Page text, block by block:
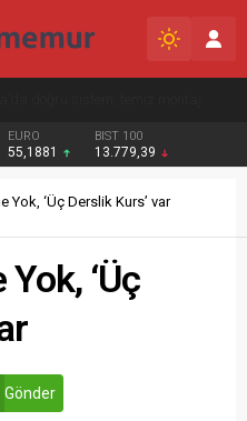
EURO
55,1881
BIST 100
13.779,39
Yok, ‘Üç Derslik Kurs’ var
‘Üç
Gönder